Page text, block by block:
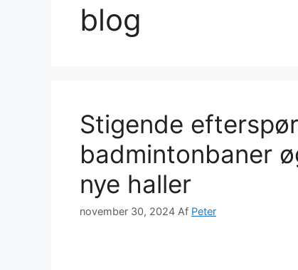
blog
Stigende
badmintonbaner
nye haller
november 30, 2024 Af Peter